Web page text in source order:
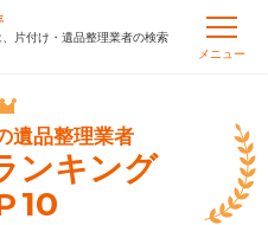
片付け・遺品整理業者の検索
メニュー
遺品整理業者
ンキング
10